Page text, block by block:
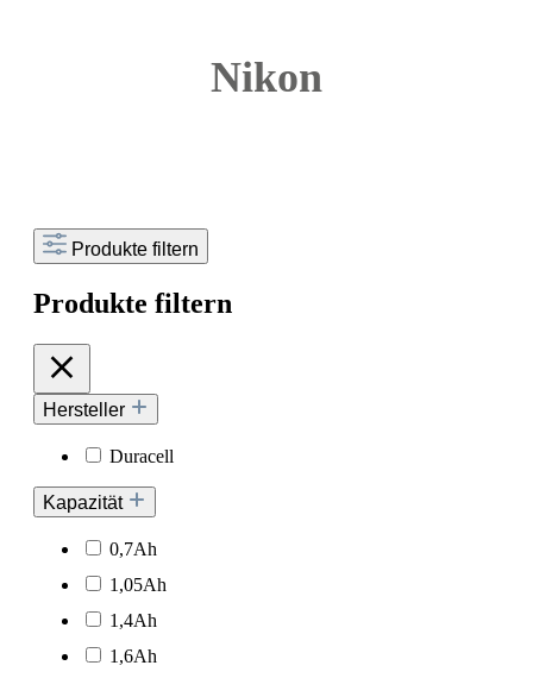
Nikon
Produkte filtern
Produkte filtern
Hersteller
Duracell
Kapazität
0,7Ah
1,05Ah
1,4Ah
1,6Ah